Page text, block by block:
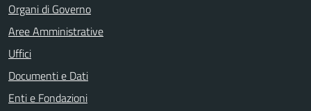
Organi di Governo
Aree Amministrative
Uffici
Documenti e Dati
Enti e Fondazioni